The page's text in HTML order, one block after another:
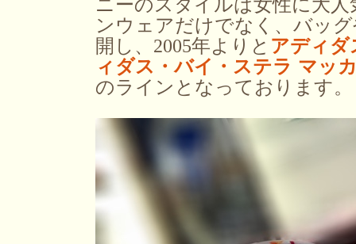
ニーのスタイルは女性に大
ンウェアだけでなく、バッ
開し、2005年よりと アディダ
ィダス・バイ・ステラ マッ
のラインとなっております。